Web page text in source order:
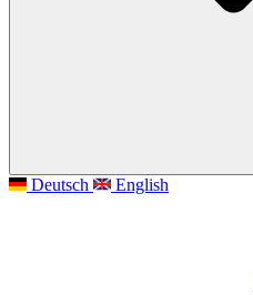
Deutsch English